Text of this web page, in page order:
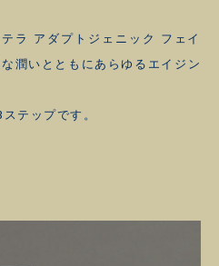
ラ アダプトジェニック フェイ
潤いとともにあらゆるエイジン
テップです。